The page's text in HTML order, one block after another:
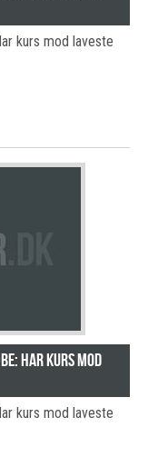
kurs mod laveste
Har kurs mod
kurs mod laveste